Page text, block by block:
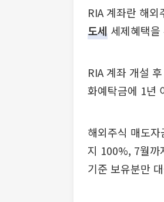
RIA 계좌란 해
도세 세제혜택
RIA 계좌 개설
화예탁금에 1년
해외주식 매도
지 100%, 7월까
기준 보유분만